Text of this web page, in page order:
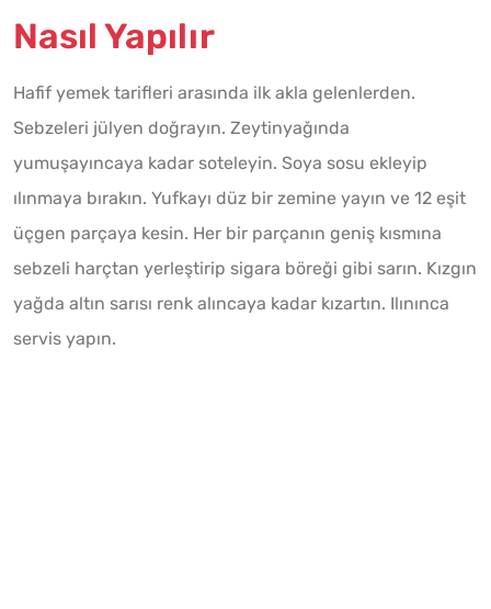
Nasıl Yapılır
Hafif yemek tarifleri arasında ilk akla gelenlerden.
Sebzeleri jülyen doğrayın. Zeytinyağında
yumuşayıncaya kadar soteleyin. Soya sosu ekleyip
ılınmaya bırakın. Yufkayı düz bir zemine yayın ve 12 eşit
üçgen parçaya kesin. Her bir parçanın geniş kısmına
sebzeli harçtan yerleştirip sigara böreği gibi sarın. Kızgın
yağda altın sarısı renk alıncaya kadar kızartın. Ilınınca
servis yapın.